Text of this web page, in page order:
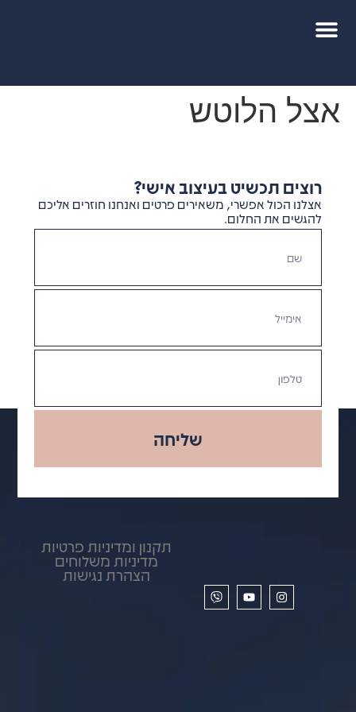
אצל הלוטש
רוצים תכשיט בעיצוב אישי?
אצלנו הכול אפשרי, משאירים פרטים ואנחנו חוזרים אליכם
להגשים את החלום.
שליחה
תקנון ומדיניות פרטיות
מדיניות משלוחים
הצהרת נגישות